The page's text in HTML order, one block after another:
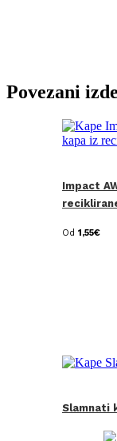
Povezani
Impact
Od 1,55€
Slamnati